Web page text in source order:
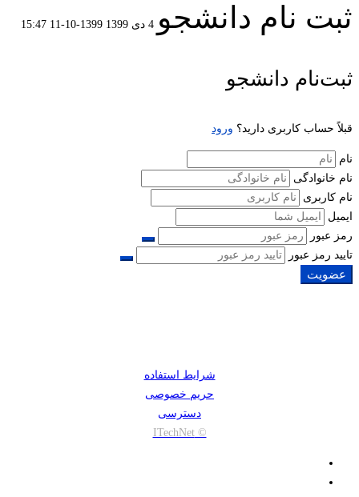
ثبت نام دانشجو 4 دی 1399 1399-10-11 15:47
ثبت
نام
دانشجو
ثبت‌نام دانشجو
قبلاً حساب کاربری دارید؟ ورود
نام
نام خانوادگی
نام کاربری
ایمیل
رمز عبور
تایید رمز عبور
عضویت
شرایط استفاده
حریم خصوصی
دسترسی
© ITechNet